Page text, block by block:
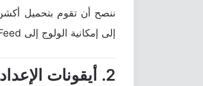
ننصح أن تقوم بتحميل
إلى إمكانية الولوج إلى Google Feed مباشرةً من شاشة الهاتف الرئيسية.
2. أيقونات الإعدادات الدائرية